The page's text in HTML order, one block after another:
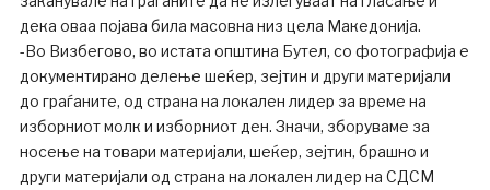
дека оваа појава била масовна низ цела Македонија.
-Во Визбегово, во истата општина Бутел, со фотографија е
документирано делење шеќер, зејтин и други материјали
до граѓаните, од страна на локален лидер за време на
изборниот молк и изборниот ден. Значи, зборуваме за
носење на товари материјали, шеќер, зејтин, брашно и
други материјали од страна на локален лидер на СДСМ